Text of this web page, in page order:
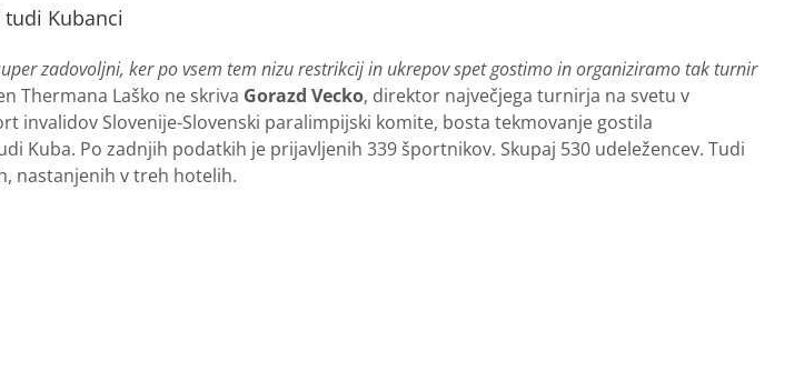
Kubanci
zadovoljni, ker po vsem tem nizu restrikcij in ukrepov spet gostimo in organiziramo tak turnir
Thermana Laško ne skriva Gorazd Vecko, direktor največjega turnirja na svetu v
invalidov Slovenije-Slovenski paralimpijski komite, bosta tekmovanje gostila
Kuba. Po zadnjih podatkih je prijavljenih 339 športnikov. Skupaj 530 udeležencev. Tudi
nastanjenih v treh hotelih.